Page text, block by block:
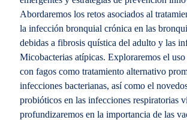
Abordaremos los retos asociados al
la infección bronquial crónica en las
debidas a fibrosis quística del adulto y las
Micobacterias atípicas. Exploraremos el uso
con fagos como tratamiento alternativo
infecciones bacterianas, así como el
probióticos en las infecciones respiratorias
profundizaremos en la importancia de las